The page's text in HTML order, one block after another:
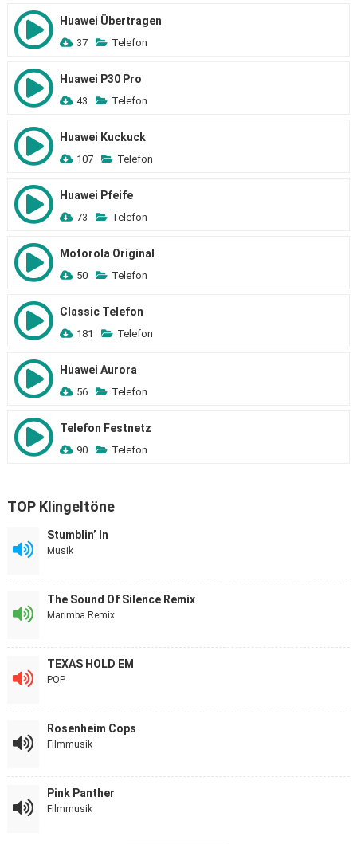
Huawei Übertragen
37 Telefon
Huawei P30 Pro
43 Telefon
Huawei Kuckuck
107 Telefon
Huawei Pfeife
73 Telefon
Motorola Original
50 Telefon
Classic Telefon
181 Telefon
Huawei Aurora
56 Telefon
Telefon Festnetz
90 Telefon
TOP Klingeltöne
Stumblin’ In
Musik
The Sound Of Silence Remix
Marimba Remix
TEXAS HOLD EM
POP
Rosenheim Cops
Filmmusik
Pink Panther
Filmmusik